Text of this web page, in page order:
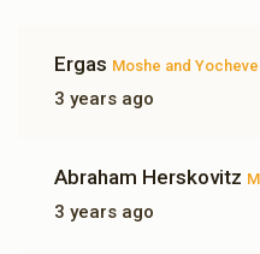
Ergas Moshe and
3 years ago
Abraham Herskovitz
3 years ago